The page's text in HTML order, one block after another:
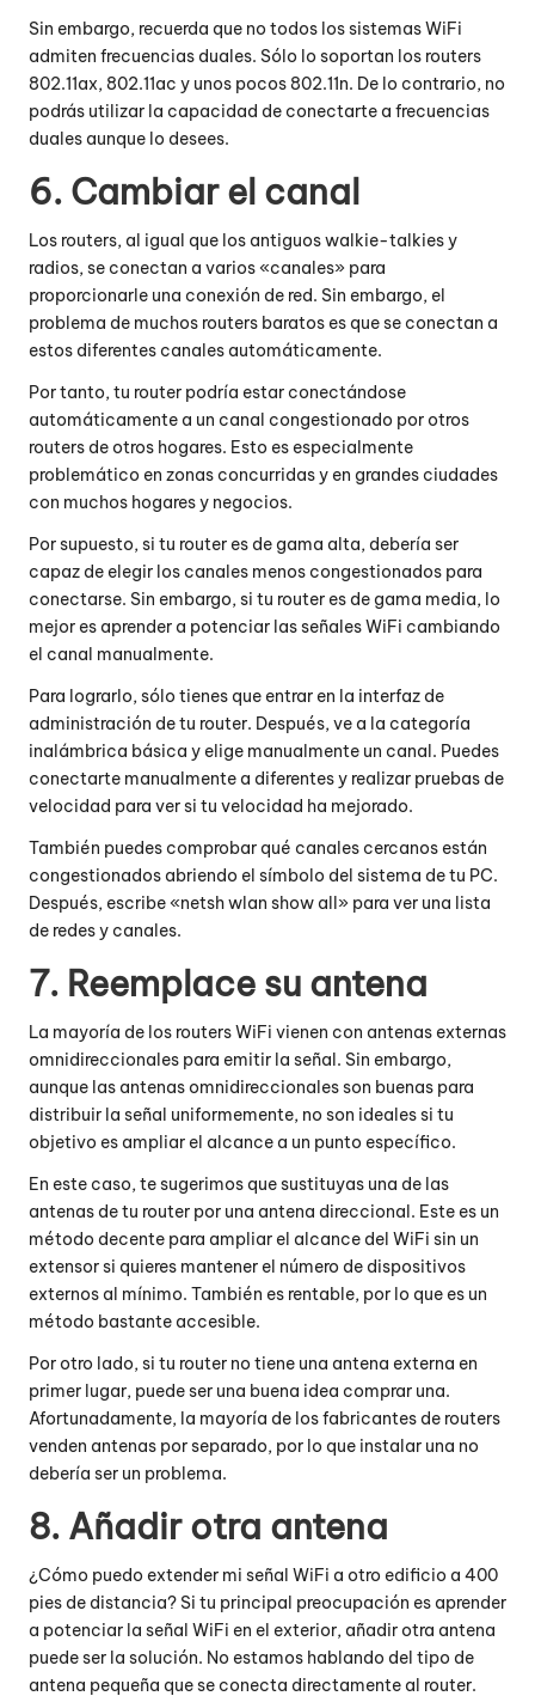
Sin embargo, recuerda que no todos los sistemas WiFi
admiten frecuencias duales. Sólo lo soportan los routers
802.11ax, 802.11ac y unos pocos 802.11n. De lo contrario, no
podrás utilizar la capacidad de conectarte a frecuencias
duales aunque lo desees.
6. Cambiar el canal
Los routers, al igual que los antiguos walkie-talkies y
radios, se conectan a varios «canales» para
proporcionarle una conexión de red. Sin embargo, el
problema de muchos routers baratos es que se conectan a
estos diferentes canales automáticamente.
Por tanto, tu router podría estar conectándose
automáticamente a un canal congestionado por otros
routers de otros hogares. Esto es especialmente
problemático en zonas concurridas y en grandes ciudades
con muchos hogares y negocios.
Por supuesto, si tu router es de gama alta, debería ser
capaz de elegir los canales menos congestionados para
conectarse. Sin embargo, si tu router es de gama media, lo
mejor es aprender a potenciar las señales WiFi cambiando
el canal manualmente.
Para lograrlo, sólo tienes que entrar en la interfaz de
administración de tu router. Después, ve a la categoría
inalámbrica básica y elige manualmente un canal. Puedes
conectarte manualmente a diferentes y realizar pruebas de
velocidad para ver si tu velocidad ha mejorado.
También puedes comprobar qué canales cercanos están
congestionados abriendo el símbolo del sistema de tu PC.
Después, escribe «netsh wlan show all» para ver una lista
de redes y canales.
7. Reemplace su antena
La mayoría de los routers WiFi vienen con antenas externas
omnidireccionales para emitir la señal. Sin embargo,
aunque las antenas omnidireccionales son buenas para
distribuir la señal uniformemente, no son ideales si tu
objetivo es ampliar el alcance a un punto específico.
En este caso, te sugerimos que sustituyas una de las
antenas de tu router por una antena direccional. Este es un
método decente para ampliar el alcance del WiFi sin un
extensor si quieres mantener el número de dispositivos
externos al mínimo. También es rentable, por lo que es un
método bastante accesible.
Por otro lado, si tu router no tiene una antena externa en
primer lugar, puede ser una buena idea comprar una.
Afortunadamente, la mayoría de los fabricantes de routers
venden antenas por separado, por lo que instalar una no
debería ser un problema.
8. Añadir otra antena
¿Cómo puedo extender mi señal WiFi a otro edificio a 400
pies de distancia? Si tu principal preocupación es aprender
a potenciar la señal WiFi en el exterior, añadir otra antena
puede ser la solución. No estamos hablando del tipo de
antena pequeña que se conecta directamente al router.